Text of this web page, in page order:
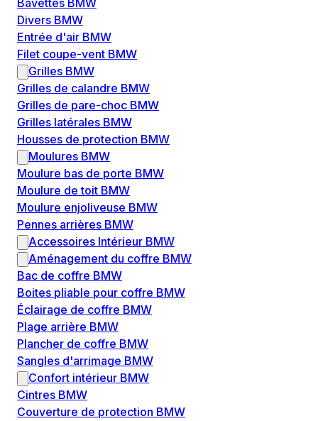
Bavettes BMW
Divers BMW
Entrée d'air BMW
Filet coupe-vent BMW
Grilles BMW
Grilles de calandre BMW
Grilles de pare-choc BMW
Grilles latérales BMW
Housses de protection BMW
Moulures BMW
Moulure bas de porte BMW
Moulure de toit BMW
Moulure enjoliveuse BMW
Pennes arrières BMW
Accessoires Intérieur BMW
Aménagement du coffre BMW
Bac de coffre BMW
Boites pliable pour coffre BMW
Éclairage de coffre BMW
Plage arrière BMW
Plancher de coffre BMW
Sangles d'arrimage BMW
Confort intérieur BMW
Cintres BMW
Couverture de protection BMW